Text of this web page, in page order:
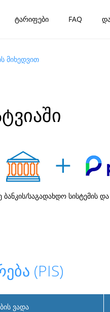
ტარიფები FAQ
მიხედვით
საგადახდო სისტემის და
(PIS)
ვადა